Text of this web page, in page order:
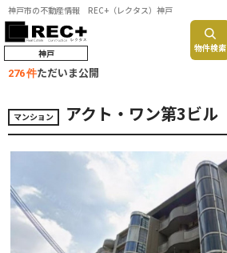
神戸市の不動産情報 REC+（レクタス）神戸
神戸 物件検索
276 件ただいま公開
マンション アクト・ワン第3ビル